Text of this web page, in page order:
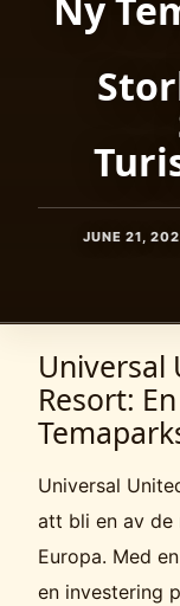
JUNE 21,
Universal
Resort:
Universal
att bli en av de
Europa. Med
en investering